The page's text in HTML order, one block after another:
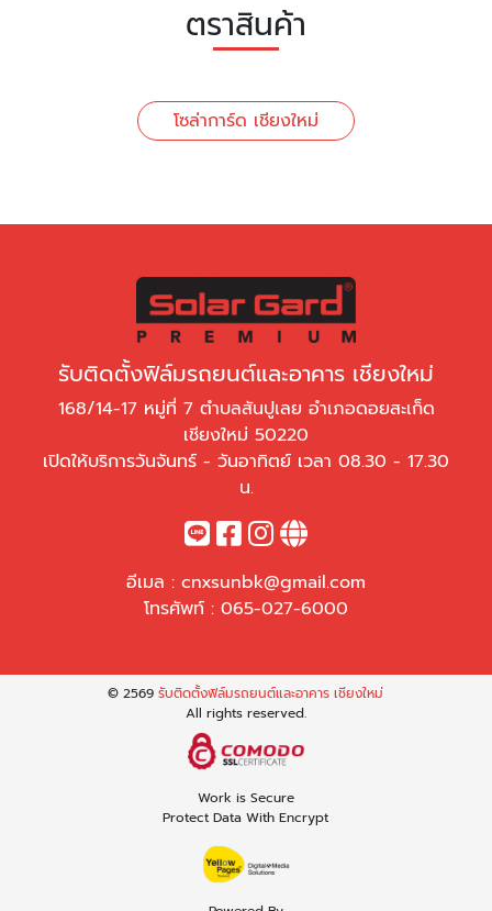
ตราสินค้า
โซล่าการ์ด เชียงใหม่
รับติดตั้งฟิล์มรถยนต์และอาคาร เชียงใหม่
168/14-17 หมู่ที่ 7 ตำบลสันปูเลย อำเภอดอยสะเก็ด
เชียงใหม่ 50220
เปิดให้บริการวันจันทร์ - วันอาทิตย์ เวลา 08.30 - 17.30
น.
อีเมล : cnxsunbk@gmail.com
โทรศัพท์ : 065-027-6000
© 2569รับติดตั้งฟิล์มรถยนต์และอาคาร เชียงใหม่
All rights reserved.
Work is Secure
Protect Data With Encrypt